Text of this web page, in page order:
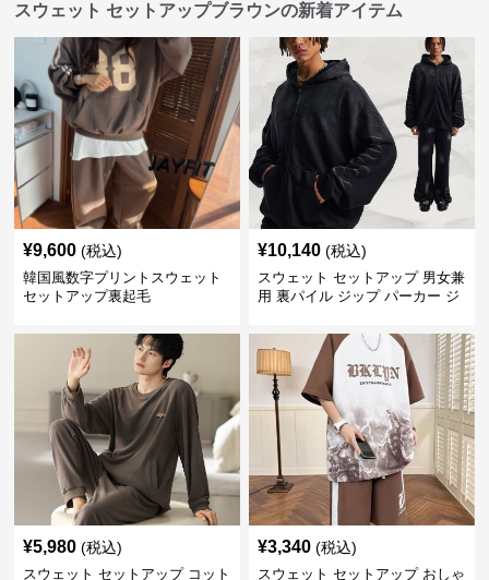
スウェット セットアップブラウンの新着アイテム
¥9,600 (税込)
韓国風数字プリントスウェット
セットアップ裏起毛
¥10,140 (税込)
スウェット セットアップ 男女兼
用 裏パイル ジップ パーカー ジ
¥5,980 (税込)
スウェット セットアップ コット
¥3,340 (税込)
スウェット セットアップ おしゃ